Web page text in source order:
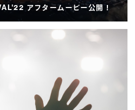
アフタームービー公開！